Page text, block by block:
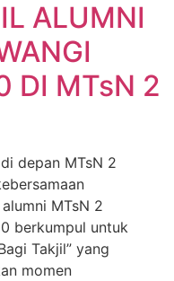
ALUMNI
DI MTsN 2
depan MTsN 2
MTsN 2
berkumpul untuk
Takjil” yang
momen